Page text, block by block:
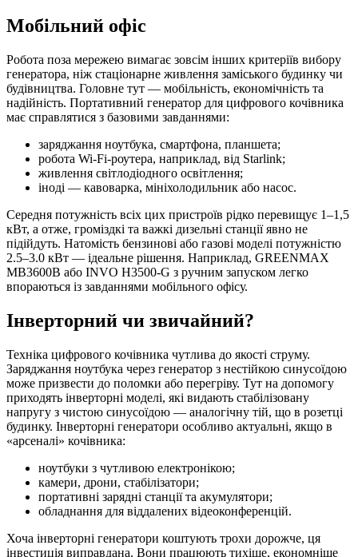
Мобільний офіс
Робота поза мережею вимагає зовсім інших критеріїв вибору
генератора, ніж стаціонарне живлення заміського будинку чи
будівництва. Головне тут — мобільність, економічність та
надійність. Портативний генератор для цифрового кочівника
має справлятися з базовими завданнями:
заряджання ноутбука, смартфона, планшета;
робота Wi-Fi-роутера, наприклад, від Starlink;
живлення світлодіодного освітлення;
іноді — кавоварка, мініхолодильник або насос.
Середня потужність всіх цих пристроїв рідко перевищує 1–1,5
кВт, а отже, громіздкі та важкі дизельні станції явно не
підійдуть. Натомість бензинові або газові моделі потужністю
2.5–3.0 кВт — ідеальне рішення. Наприклад, GREENMAX
MB3600B або INVO H3500-G з ручним запуском легко
впораються із завданнями мобільного офісу.
Інверторний чи звичайний?
Техніка цифрового кочівника чутлива до якості струму.
Заряджання ноутбука через генератор з нестійкою синусоїдою
може призвести до поломки або перегріву. Тут на допомогу
приходять інверторні моделі, які видають стабілізовану
напругу з чистою синусоїдою — аналогічну тій, що в розетці
будинку. Інверторні генератори особливо актуальні, якщо в
«арсеналі» кочівника:
ноутбуки з чутливою електронікою;
камери, дрони, стабілізатори;
портативні зарядні станції та акумулятори;
обладнання для віддалених відеоконференцій.
Хоча інверторні генератори коштують трохи дорожче, ця
інвестиція виправдана. Вони працюють тихіше, економніше